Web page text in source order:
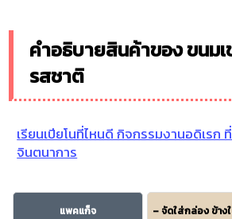
คำอธิบายสินค้าของ ขนม
รสชาติ
เรียนเปียโนที่ไหนดี กิจกรรมงานอดิเรก
จินตนาการ
แพคแก็จ
– จัดใส่กล่อง ข้าง